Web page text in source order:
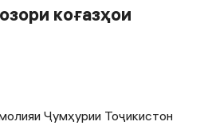
коғазҳои
Ҷумҳурии Тоҷикистон